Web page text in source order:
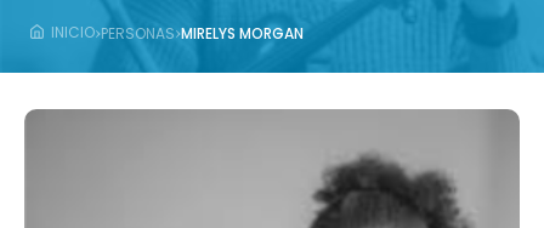
INICIO›PERSONAS›MIRELYS MORGAN